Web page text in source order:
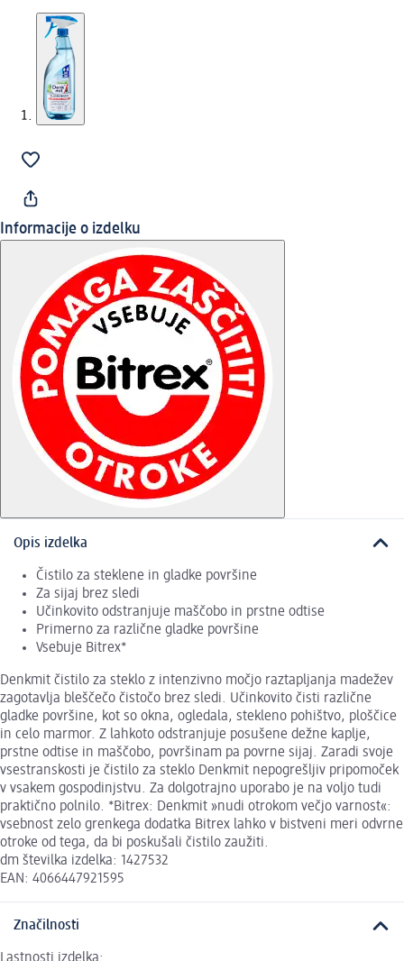
Informacije o izdelku
Opis izdelka
Čistilo za steklene in gladke površine
Za sijaj brez sledi
Učinkovito odstranjuje maščobo in prstne odtise
Primerno za različne gladke površine
Vsebuje Bitrex*
Denkmit čistilo za steklo z intenzivno močjo raztapljanja madežev
zagotavlja bleščečo čistočo brez sledi. Učinkovito čisti različne
gladke površine, kot so okna, ogledala, stekleno pohištvo, ploščice
in celo marmor. Z lahkoto odstranjuje posušene dežne kaplje,
prstne odtise in maščobo, površinam pa povrne sijaj. Zaradi svoje
vsestranskosti je čistilo za steklo Denkmit nepogrešljiv pripomoček
v vsakem gospodinjstvu. Za dolgotrajno uporabo je na voljo tudi
praktično polnilo. *Bitrex: Denkmit »nudi otrokom večjo varnost«:
vsebnost zelo grenkega dodatka Bitrex lahko v bistveni meri odvrne
otroke od tega, da bi poskušali čistilo zaužiti.
dm številka izdelka: 1427532
EAN: 4066447921595
Značilnosti